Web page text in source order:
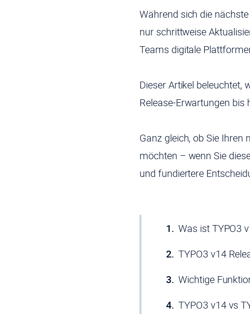
Während sich die
nur schrittweise
Teams digitale
Dieser Artikel beleuchtet,
Release-Erwartungen bis
Ganz gleich, ob Sie Ihren
möchten – wenn Sie
und fundiertere
Was ist TYPO3
TYPO3 v14
Wichtige
TYPO3 v14 vs